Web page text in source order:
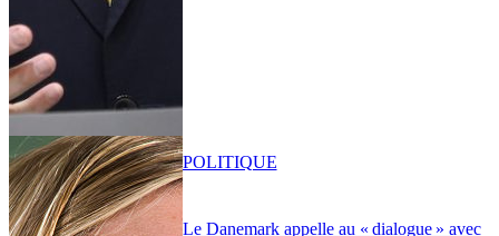
Le Danemark appelle au « dialogue » avec
POLITIQUE